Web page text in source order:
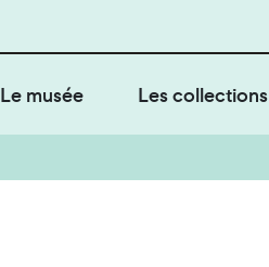
Le musée Les collections